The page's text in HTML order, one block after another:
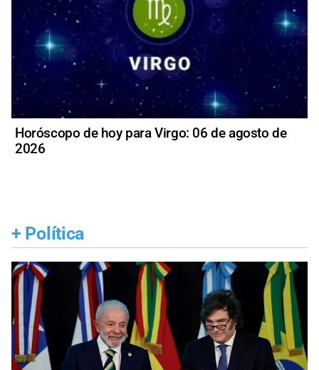
Horóscopo de hoy para Virgo: 06 de agosto de
2026
+ Política